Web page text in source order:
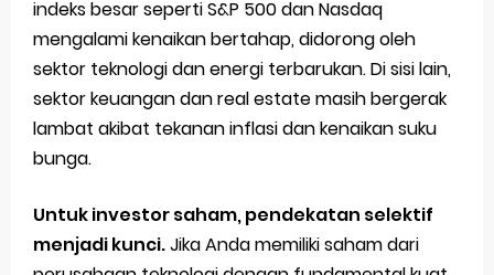
indeks besar seperti S&P 500 dan Nasdaq
mengalami kenaikan bertahap, didorong oleh
sektor teknologi dan energi terbarukan. Di sisi lain,
sektor keuangan dan real estate masih bergerak
lambat akibat tekanan inflasi dan kenaikan suku
bunga.
Untuk investor saham, pendekatan selektif
menjadi kunci.Jika Anda memiliki saham dari